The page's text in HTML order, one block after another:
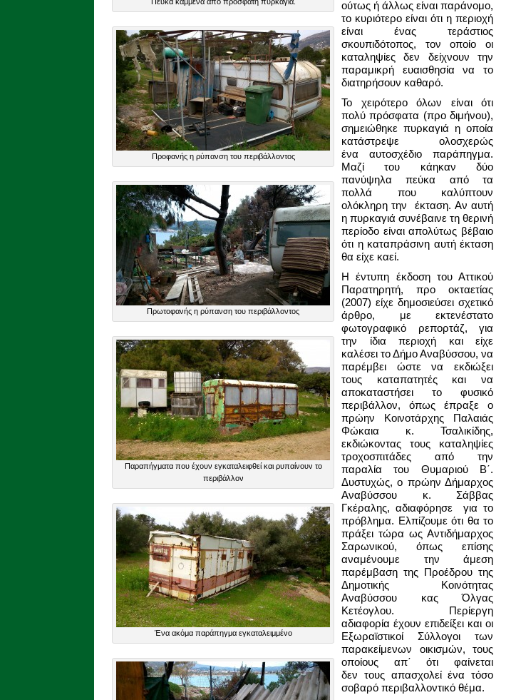
Προφανής η ρύπανση του περιβάλλοντος
Πρωτοφανής η ρύπανση του περιβάλλοντος
Παραπήγματα που έχουν εγκαταλειφθεί και ρυπαίνουν το
περιβάλλον
Ένα ακόμα παράπηγμα εγκαταλειμμένο
ούτως ή άλλως είναι παράνομο,
το κυριότερο είναι ότι η περιοχή
είναι ένας τεράστιος
σκουπιδότοπος, τον οποίο οι
καταληψίες δεν δείχνουν την
παραμικρή ευαισθησία να το
διατηρήσουν καθαρό.
Το χειρότερο όλων είναι ότι
πολύ πρόσφατα (προ διμήνου),
σημειώθηκε πυρκαγιά η οποία
κατάστρεψε ολοσχερώς
ένα αυτοσχέδιο παράπηγμα.
Μαζί του κάηκαν δύο
πανύψηλα πεύκα από τα
πολλά που καλύπτουν
ολόκληρη την έκταση. Αν αυτή
η πυρκαγιά συνέβαινε τη θερινή
περίοδο είναι απολύτως βέβαιο
ότι η καταπράσινη αυτή έκταση
θα είχε καεί.
Η έντυπη έκδοση του Αττικού
Παρατηρητή, προ οκταετίας
(2007) είχε δημοσιεύσει σχετικό
άρθρο, με εκτενέστατο
φωτογραφικό ρεπορτάζ, για
την ίδια περιοχή και είχε
καλέσει το Δήμο Αναβύσσου, να
παρέμβει ώστε να εκδιώξει
τους καταπατητές και να
αποκαταστήσει το φυσικό
περιβάλλον, όπως έπραξε ο
πρώην Κοινοτάρχης Παλαιάς
Φώκαια κ. Τσαλικίδης,
εκδιώκοντας τους καταληψίες
τροχοσπιτάδες από την
παραλία του Θυμαριού Β΄.
Δυστυχώς, ο πρώην Δήμαρχος
Αναβύσσου κ. Σάββας
Γκέραλης, αδιαφόρησε για το
πρόβλημα. Ελπίζουμε ότι θα το
πράξει τώρα ως Αντιδήμαρχος
Σαρωνικού, όπως επίσης
αναμένουμε την άμεση
παρέμβαση της Προέδρου της
Δημοτικής Κοινότητας
Αναβύσσου κας Όλγας
Κετέογλου. Περίεργη
αδιαφορία έχουν επιδείξει και οι
Εξωραϊστικοί Σύλλογοι των
παρακείμενων οικισμών, τους
οποίους απ΄ ότι φαίνεται
δεν τους απασχολεί ένα τόσο
σοβαρό περιβαλλοντικό θέμα.